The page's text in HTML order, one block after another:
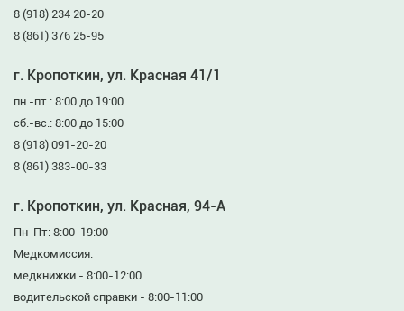
8 (918) 234 20-20
8 (861) 376 25-95
г. Кропоткин, ул. Красная 41/1
пн.-пт.: 8:00 до 19:00
сб.-вс.: 8:00 до 15:00
8 (918) 091-20-20
8 (861) 383-00-33
г. Кропоткин, ул. Красная, 94-А
Пн-Пт: 8:00-19:00
Медкомиссия:
медкнижки - 8:00-12:00
водительской справки - 8:00-11:00